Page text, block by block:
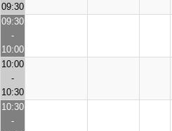
09:30
09:30
-
10:00
10:00
-
10:30
10:30
-